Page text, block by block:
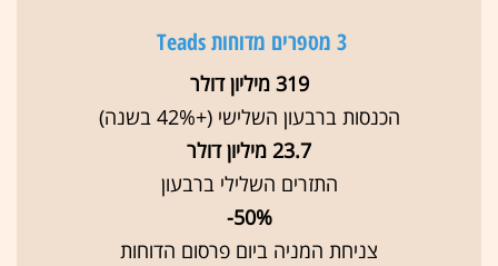
3 מספרים מדוחות Teads
319 מיליון דולר
הכנסות ברבעון השלישי (+42% בשנה)
23.7 מיליון דולר
התזרים השלילי ברבעון
50%-
צניחת המניה ביום פרסום הדוחות